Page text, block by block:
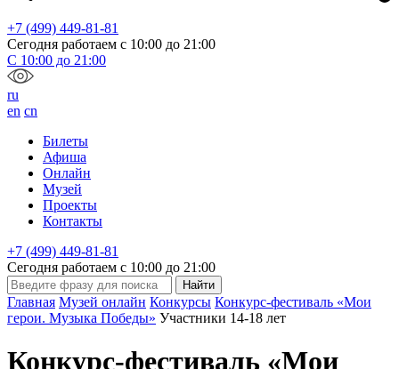
+7 (499) 449-81-81
Сегодня работаем с 10:00 до 21:00
С 10:00 до 21:00
ru
en cn
Билеты
Афиша
Онлайн
Музей
Проекты
Контакты
+7 (499) 449-81-81
Сегодня работаем с 10:00 до 21:00
Главная Музей онлайн Конкурсы Конкурс-фестиваль «Мои
герои. Музыка Победы» Участники 14-18 лет
Конкурс-фестиваль «Мои